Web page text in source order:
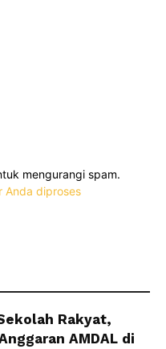
mengurangi spam.
Anda diproses
Rakyat,
AMDAL di